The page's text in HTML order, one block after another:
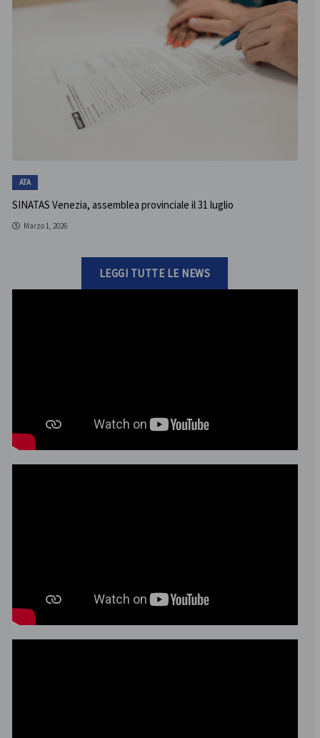
ATA
SINATAS Venezia, assemblea provinciale il 31 luglio
Marzo 1, 2026
LEGGI TUTTE LE NEWS